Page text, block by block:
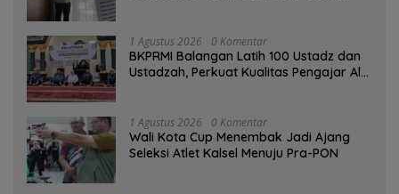
1 Agustus 2026 0 Komentar
BKPRMI Balangan Latih 100 Ustadz dan
Ustadzah, Perkuat Kualitas Pengajar Al-
1 Agustus 2026 0 Komentar
Wali Kota Cup Menembak Jadi Ajang
Seleksi Atlet Kalsel Menuju Pra-PON